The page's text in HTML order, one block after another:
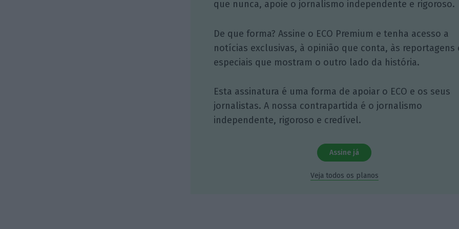
que nunca, apoie o jornalismo independente e rigoroso.
De que forma? Assine o ECO Premium e tenha acesso a
notícias exclusivas, à opinião que conta, às reportagens
especiais que mostram o outro lado da história.
Esta assinatura é uma forma de apoiar o ECO e os seus
jornalistas. A nossa contrapartida é o jornalismo
independente, rigoroso e credível.
Assine já
Veja todos os planos